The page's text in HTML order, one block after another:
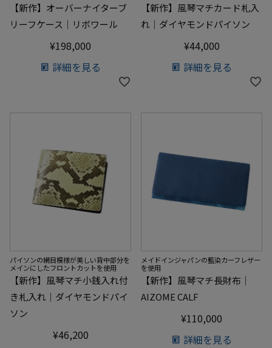
【新作】オーバーナイターブ
リーフケース｜リボワール
¥198,000
詳細を見る
【新作】風琴マチカード札入
れ｜ダイヤモンドパイソン
¥44,000
詳細を見る
パイソンの網目模様が美しい背中部分を
メインにしたフロントカットを使用
【新作】風琴マチ小銭入れ付
き札入れ｜ダイヤモンドパイ
ソン
¥46,200
メイドインジャパンの藍染カーフレザー
を使用
【新作】風琴マチ長財布｜
AIZOME CALF
¥110,000
詳細を見る